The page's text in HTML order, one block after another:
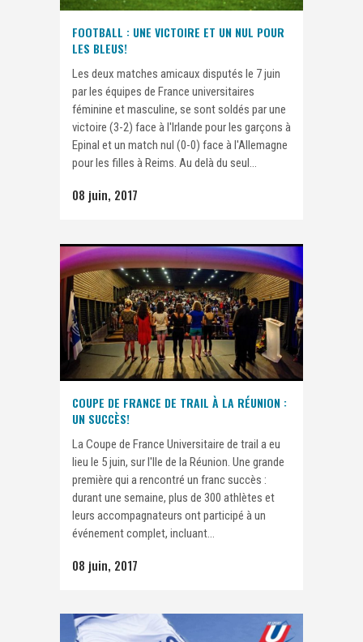
FOOTBALL : UNE VICTOIRE ET UN NUL POUR
LES BLEUS!
Les deux matches amicaux disputés le 7 juin
par les équipes de France universitaires
féminine et masculine, se sont soldés par une
victoire (3-2) face à l'Irlande pour les garçons à
Epinal et un match nul (0-0) face à l'Allemagne
pour les filles à Reims. Au delà du seul...
08 juin, 2017
COUPE DE FRANCE DE TRAIL À LA RÉUNION :
UN SUCCÈS!
La Coupe de France Universitaire de trail a eu
lieu le 5 juin, sur l'Ile de la Réunion. Une grande
première qui a rencontré un franc succès :
durant une semaine, plus de 300 athlètes et
leurs accompagnateurs ont participé à un
événement complet, incluant...
08 juin, 2017